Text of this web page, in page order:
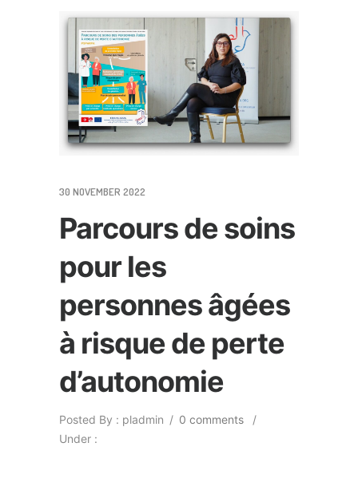
30 NOVEMBER 2022
Parcours de soins
pour les
personnes âgées
à risque de perte
d’autonomie
Posted By : pladmin / 0 comments
/
Under :